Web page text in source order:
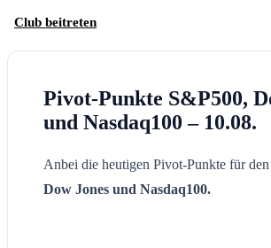
Club beitreten
Pivot-Punkte S&P500,
und Nasdaq100 – 10.08.
Anbei die heutigen Pivot-Punkte für den
Dow Jones und Nasdaq100.